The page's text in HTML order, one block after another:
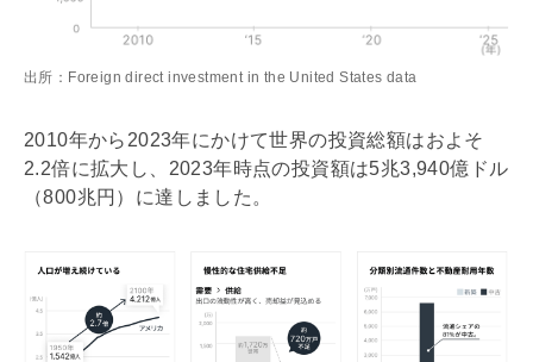
出所：Foreign direct investment in the United States data
2010年から2023年にかけて世界の投資総額はおよそ
2.2倍に拡大し、2023年時点の投資額は5兆3,940億ドル
（800兆円）に達しました。